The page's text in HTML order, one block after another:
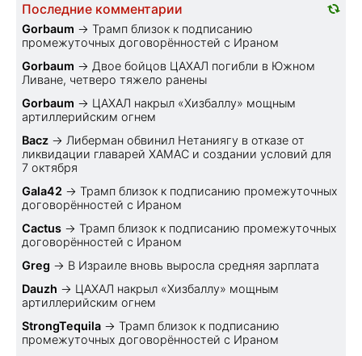
Последние комментарии
Gorbaum → Трамп близок к подписанию
промежуточных договорённостей с Ираном
Gorbaum → Двое бойцов ЦАХАЛ погибли в Южном
Ливане, четверо тяжело ранены
Gorbaum → ЦАХАЛ накрыл «Хизбаллу» мощным
артиллерийским огнем
Bacz → Либерман обвинил Нетаниягу в отказе от
ликвидации главарей ХАМАС и создании условий для
7 октября
Gala42 → Трамп близок к подписанию промежуточных
договорённостей с Ираном
Cactus → Трамп близок к подписанию промежуточных
договорённостей с Ираном
Greg → В Израиле вновь выросла средняя зарплата
Dauzh → ЦАХАЛ накрыл «Хизбаллу» мощным
артиллерийским огнем
StrongTequila → Трамп близок к подписанию
промежуточных договорённостей с Ираном